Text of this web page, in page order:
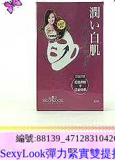
編號
SexyLook彈力緊實雙提